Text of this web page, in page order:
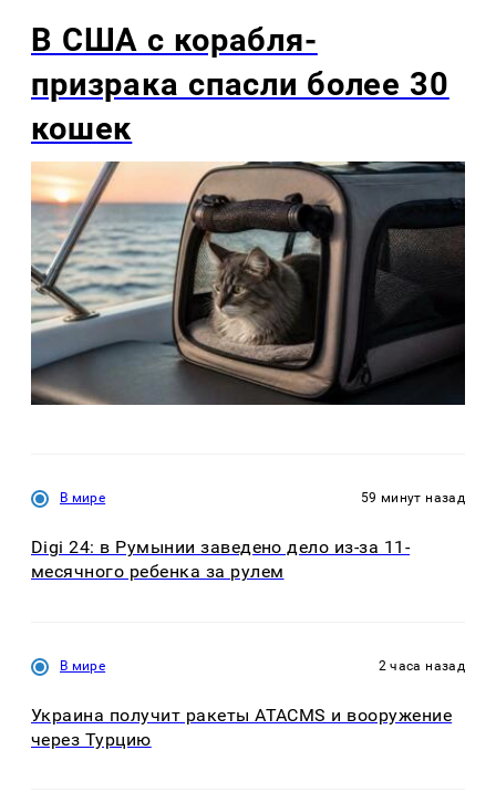
В США с корабля-
призрака спасли более 30
кошек
В мире 59 минут назад
Digi 24: в Румынии заведено дело из-за 11-
месячного ребенка за рулем
В мире 2 часа назад
Украина получит ракеты ATACMS и вооружение
через Турцию